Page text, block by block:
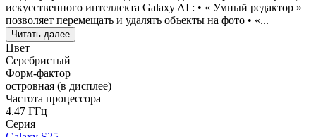
искусственного интеллекта Galaxy AI : • « Умный редактор »
позволяет перемещать и удалять объекты на фото • «...
Читать далее
Цвет
Серебристый
Форм-фактор
островная (в дисплее)
Частота процессора
4.47 ГГц
Серия